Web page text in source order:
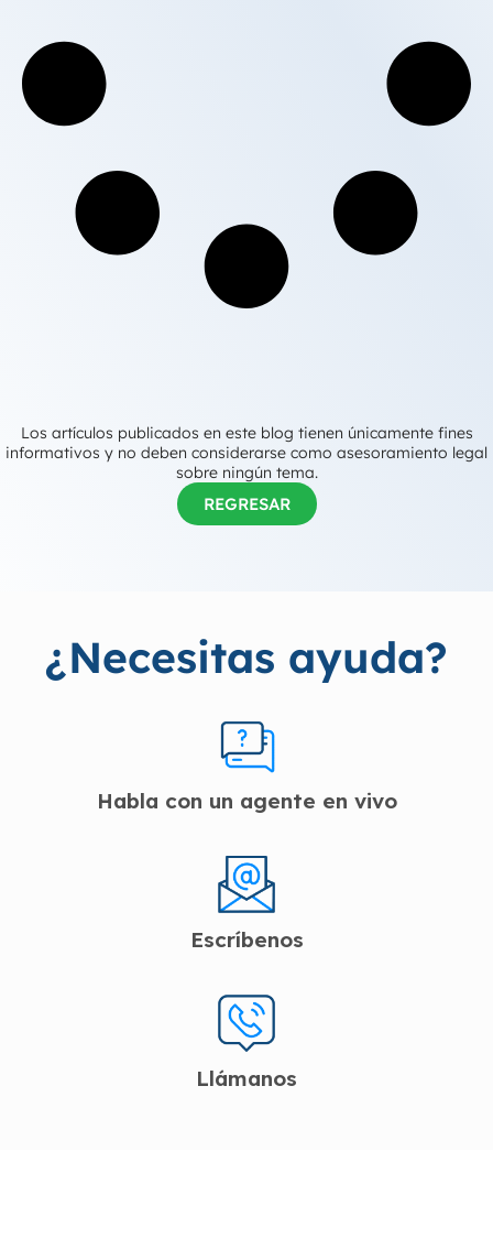
Los artículos publicados en este blog tienen únicamente fines
informativos y no deben considerarse como asesoramiento legal
sobre ningún tema.
REGRESAR
¿Necesitas ayuda?
Habla con un agente en vivo
Escríbenos
Llámanos